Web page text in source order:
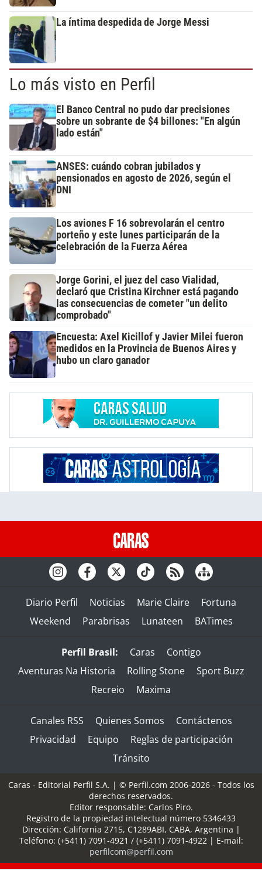
La íntima despedida de Jorge Messi
Lo más visto en Perfil
El Banco Central no pudo dar precisiones
sobre un sobrante de $4 billones: "En algún
lado están"
ANSES: cuándo cobran jubilados y
pensionados en agosto de 2026, según el
DNI
Los aviones F 16 sobrevolarán el centro
porteño y este lunes participarán de la
celebración de la Fuerza Aérea
Jorge Gorini, el juez del caso Vialidad,
declaró que Cristina Kirchner está pagando
las consecuencias de cometer "un delito
comprobado"
Encuesta: Axel Kicillof y Javier Milei fueron
medidos en la Provincia de Buenos Aires y
hubo un claro ganador
Diario Perfil Noticias Marie Claire
Fortuna
Weekend
Parabrisas Lunateen BATimes
Perfil Brasil: Caras
Contigo
Aventuras Na Historia
Rolling Stone
Sport Buzz
Recreio
Maxima
Canales RSS Quienes Somos
Contáctenos
Privacidad
Equipo
Reglas de participación
Tránsito
Caras - Editorial Perfil S.A. | © Perfil.com 2006-2026 - Todos los
derechos reservados.
Editor responsable: Carlos Piro.
Registro de la propiedad intelectual número 5346433
Dirección: California 2715, C1289ABI, CABA, Argentina |
Teléfono: (+5411) 7091-4921 / (+5411) 7091-4922| E-mail:
perfilcom@perfil.com